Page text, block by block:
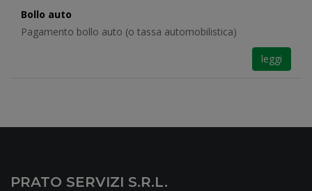
Bollo auto
Pagamento bollo auto (o tassa automobilistica)
leggi
PRATO SERVIZI S.r.l.